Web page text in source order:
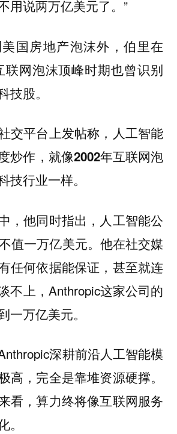
用说两万亿美元了。”
国房地产泡沫外，伯里在
联网泡沫顶峰时期也曾识别
技股。
交平台上发帖称，人工智能
炒作，就像2002年互联网泡
技行业一样。
，他同时指出，人工智能公
值一万亿美元。他在社交媒
任何依据能保证，甚至就连
不上，Anthropic这家公司的
一万亿美元。
深耕前沿人工智能模
高，完全是靠堆资源硬撑。
看，算力终将像互联网服务